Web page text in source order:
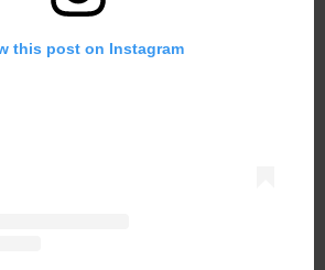
this post on Instagram